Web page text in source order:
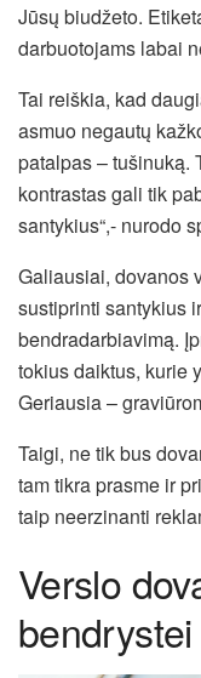
Jūsų biudžeto.
darbuotojams labai
Tai reiškia, kad
asmuo negautų
patalpas – tušinuką.
kontrastas gali tik
santykius“,- nurodo
Galiausiai, dovanos
sustiprinti santykius
bendradarbiavimą.
tokius daiktus, kurie
Geriausia –
Taigi, ne tik bus
tam tikra prasme ir
taip neerzinanti
Verslo
bendrystei